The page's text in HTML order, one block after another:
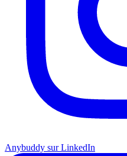
Anybuddy sur LinkedIn